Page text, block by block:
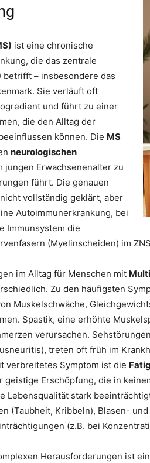
ist eine chronische
die das zentrale
betrifft – insbesondere das
Sie verläuft oft
und führt zu einer
die den Alltag der
können. Die MS
neurologischen
jungen Erwachsenenalter zu
führt. Die genauen
vollständig geklärt, aber
Autoimmunerkrankung, bei
Immunsystem die
(Myelinscheiden) im
im Alltag für Menschen mit
Zu den häufigsten
Muskelschwäche,
Spastik, eine erhöhte
verursachen.
treten oft früh im
verbreitetes Symptom ist die
geistige Erschöpfung, die in
Lebensqualität stark
(Taubheit, Kribbeln), Blasen-
(z.B. bei
Herausforderungen ist